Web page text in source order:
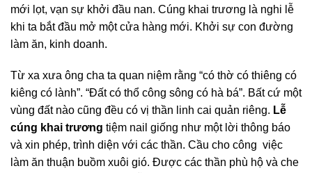
mới lọt, vạn sự khởi đầu nan. Cúng khai trương là nghi lễ
khi ta bắt đầu mở một cửa hàng mới. Khởi sự con đường
làm ăn, kinh doanh.
Từ xa xưa ông cha ta quan niệm rằng “có thờ có thiêng có
kiêng có lành”. “Đất có thổ công sông có hà bá”. Bất cứ một
vùng đất nào cũng đều có vị thần linh cai quản riêng. Lễ
cúng khai trương tiệm nail giống như một lời thông báo
và xin phép, trình diện với các thần. Cầu cho công việc
làm ăn thuận buồm xuôi gió. Được các thần phù hộ và che